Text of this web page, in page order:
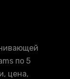
по 5
цена,